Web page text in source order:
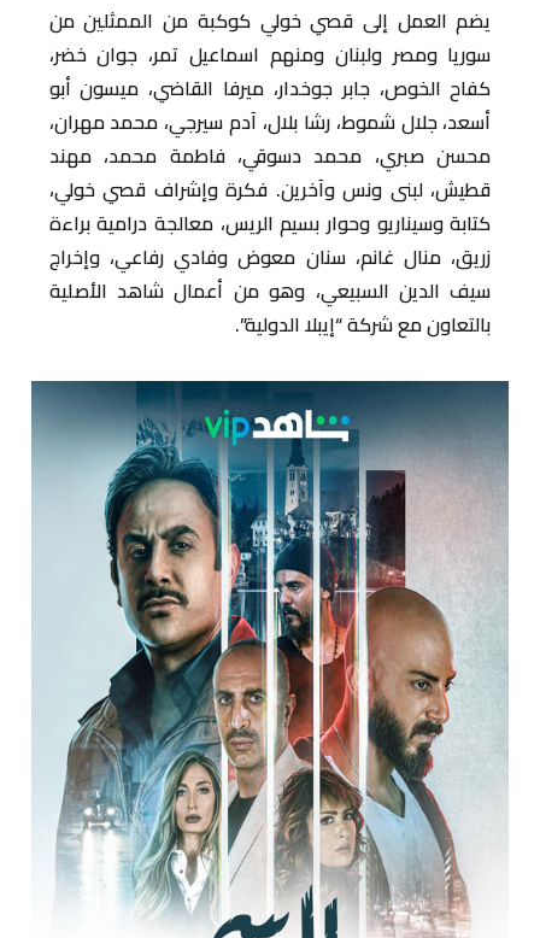
يضم العمل إلى قصي خولي كوكبة من الممثلين من
سوريا ومصر ولبنان ومنهم اسماعيل تمر، جوان خضر،
كفاح الخوص، جابر جوخدار، ميرفا القاضي، ميسون أبو
أسعد، جلال شموط، رشا بلال، آدم سيرجي، محمد مهران،
محسن صبري، محمد دسوقي، فاطمة محمد، مهند
قطيش، لبنى ونس وآخرين. فكرة وإشراف قصي خولي،
كتابة وسيناريو وحوار بسيم الريس، معالجة درامية براءة
زريق، منال غانم، سنان معوض وفادي رفاعي، وإخراج
سيف الدين السبيعي، وهو من أعمال شاهد الأصلية
بالتعاون مع شركة “إيبلا الدولية”.